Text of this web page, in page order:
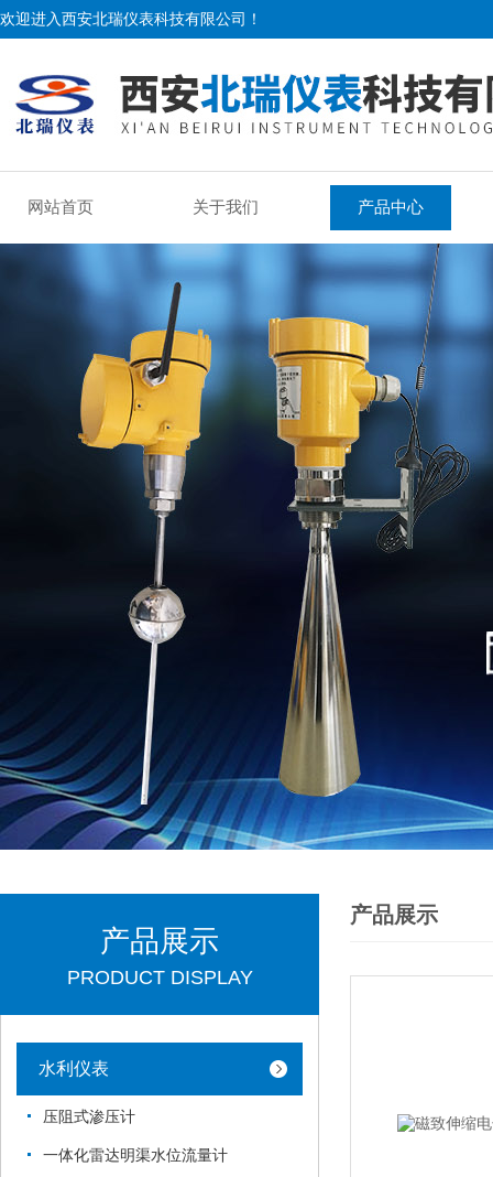
欢迎进入西安北瑞仪表科技有限公司！
网站首页 关于我们 产品中心
产品展示
PRODUCT DISPLAY
水利仪表
压阻式渗压计
一体化雷达明渠水位流量计
产品展示